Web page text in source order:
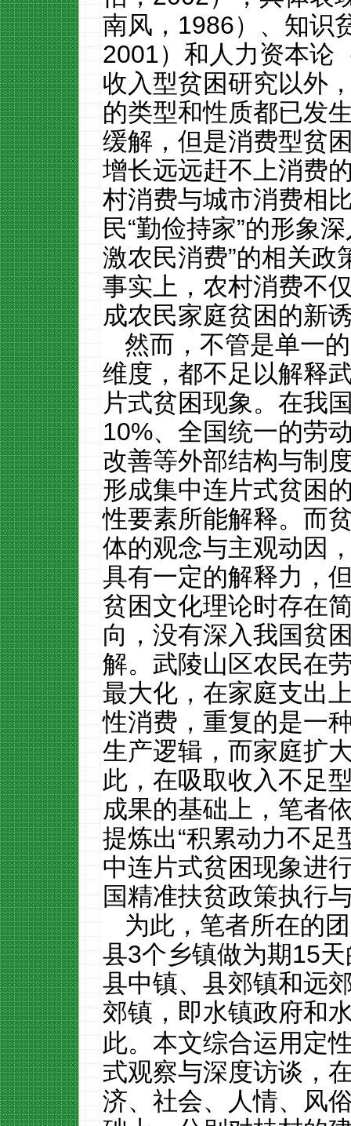
南风， 1986）、知识
2001）和人力资本论
收入型贫困研究以外
的类型和性质都已发
缓解，但是消费型贫
增长远远赶不上消费
村消费与城市消费相
民“勤俭持家”的形象
激农民消费”的相关政
事实上，农村消费不
成农民家庭贫困的新
然而，不管是单一
维度，都不足以解释
片式贫困现象。在我
10%、全国统一的劳
改善等外部结构与制
形成集中连片式贫困
性要素所能解释。而
体的观念与主观动因
具有一定的解释力，
贫困文化理论时存在
向，没有深入我国贫
解。武陵山区农民在
最大化，在家庭支出
性消费，重复的是一
生产逻辑，而家庭扩
此，在吸取收入不足
成果的基础上，笔者
提炼出“积累动力不足
中连片式贫困现象进
国精准扶贫政策执行
为此，笔者所在的
县3个乡镇做为期15
县中镇、县郊镇和远
郊镇，即水镇政府和
此。本文综合运用定
式观察与深度访谈，
济、社会、人情、风